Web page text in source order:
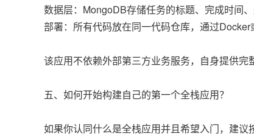
数据层：MongoDB存储任务的标题、完成时间、
部署：所有代码放在同一代码仓库，通过
该应用不依赖外部第三方业务服务，自身提供完
五、如何开始构建自己的第一个全栈应用？
如果你认同什么是全栈应用并且希望入门，建议